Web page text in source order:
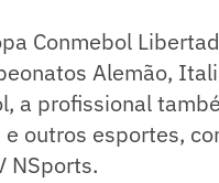
Conmebol
Alemão,
a profissional
outros esportes,
NSports.